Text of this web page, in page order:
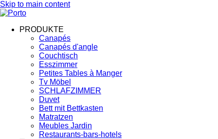
Skip to main content
PRODUKTE
Canapés
Canapés d'angle
Couchtisch
Esszimmer
Petites Tables à Manger
Tv Möbel
SCHLAFZIMMER
Duvet
Bett mit Bettkasten
Matratzen
Meubles Jardin
Restaurants-bars-hotels